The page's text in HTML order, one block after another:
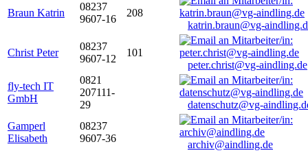
Braun Katrin
08237
9607-16
208
katrin.braun@vg-
Christ Peter
08237
9607-12
101
peter.christ@vg-aindling.de
fly-tech IT
GmbH
0821
207111-
29
datenschutz@vg-
Gamperl
Elisabeth
08237
9607-36
archiv@aindling.de